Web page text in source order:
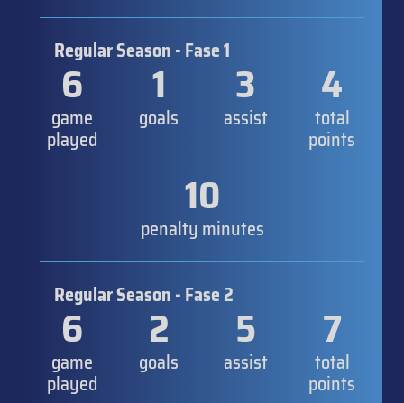
Regular Season - Fase 1
6
game
played
1
goals
3
assist
4
total
points
10
penalty minutes
Regular Season - Fase 2
6
game
played
2
goals
5
assist
7
total
points